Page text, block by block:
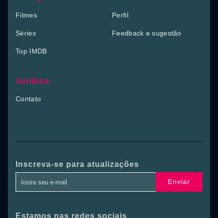
Filmes
Séries
Top IMDB
Perfil
Feedback e sugestão
Jurídico
Contato
Inscreva-se para atualizações
Enviar
Estamos nas redes sociais